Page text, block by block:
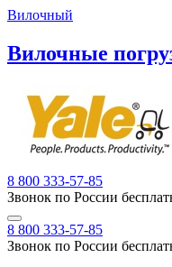
Вилочный
Вилочные
8 800 333-57-85
Звонок по России
8 800 333-57-85
Звонок по России